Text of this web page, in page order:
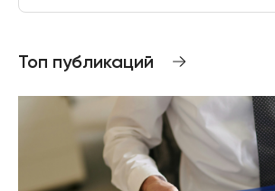
Топ публикаций